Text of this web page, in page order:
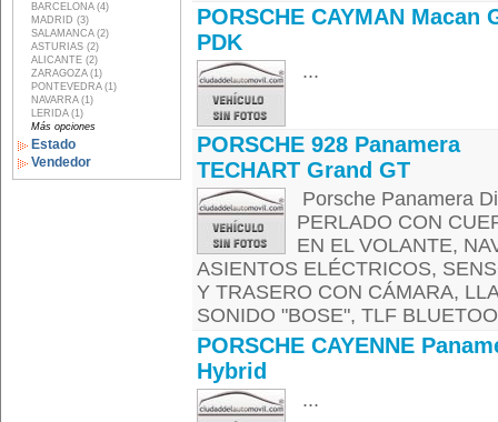
BARCELONA (4)
MADRID (3)
SALAMANCA (2)
ASTURIAS (2)
ALICANTE (2)
ZARAGOZA (1)
PONTEVEDRA (1)
NAVARRA (1)
LERIDA (1)
Más opciones
Estado
Vendedor
PORSCHE CAYMAN Macan
PDK
...
PORSCHE 928 Panamera
TECHART Grand GT
Porsche Panamera
PERLADO CON
EN EL VOLANTE,
ASIENTOS ELÉCTRICOS,
Y TRASERO CON CÁMARA,
SONIDO "BOSE", TLF
PORSCHE CAYENNE
Hybrid
...